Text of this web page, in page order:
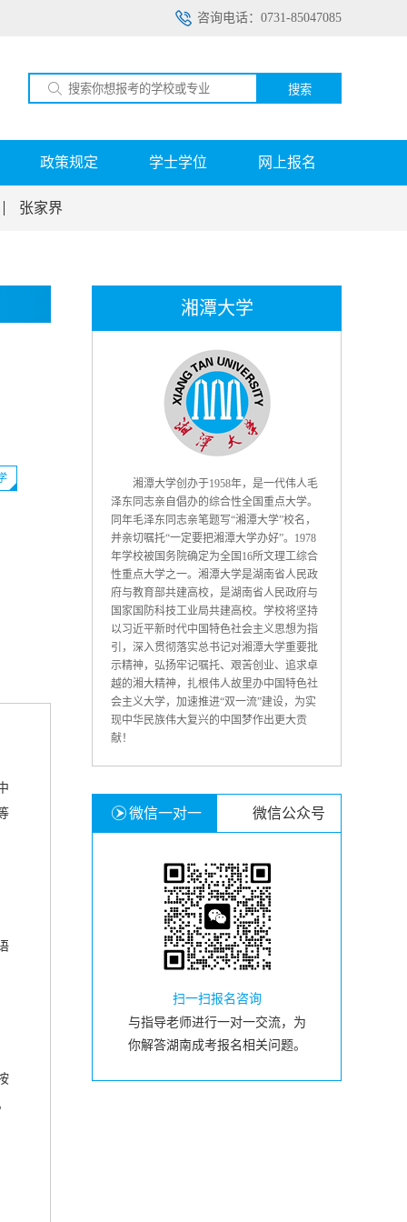
咨询电话：0731-85047085
搜索
政策规定 学士学位 网上报名
张家界
湘潭大学
湘潭大学创办于1958年，是一代伟人毛
泽东同志亲自倡办的综合性全国重点大学。
同年毛泽东同志亲笔题写“湘潭大学”校名，
并亲切嘱托“一定要把湘潭大学办好”。1978
年学校被国务院确定为全国16所文理工综合
性重点大学之一。湘潭大学是湖南省人民政
府与教育部共建高校，是湖南省人民政府与
国家国防科技工业局共建高校。学校将坚持
以习近平新时代中国特色社会主义思想为指
引，深入贯彻落实总书记对湘潭大学重要批
示精神，弘扬牢记嘱托、艰苦创业、追求卓
越的湘大精神，扎根伟人故里办中国特色社
会主义大学，加速推进“双一流”建设，为实
现中华民族伟大复兴的中国梦作出更大贡
献！
微信一对一 微信公众号
扫一扫报名咨询
与指导老师进行一对一交流，为
你解答湖南成考报名相关问题。